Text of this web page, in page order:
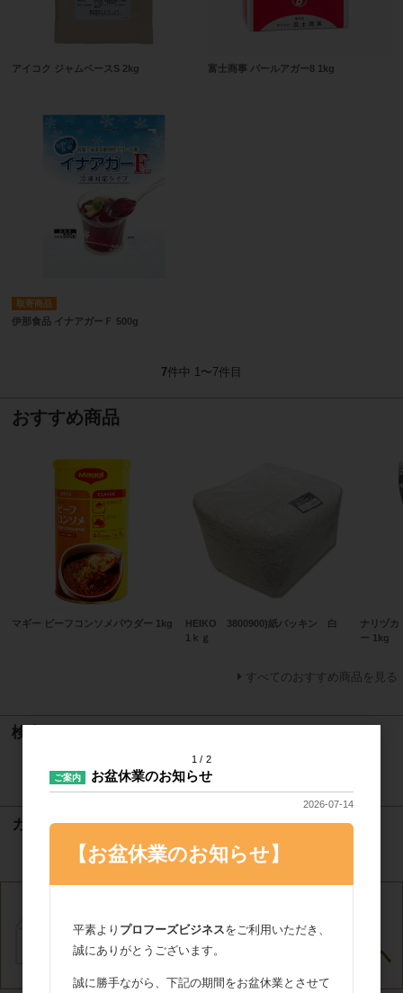
アイコク ジャムベースS 2kg 富士商事 パールアガー8 1kg
取寄商品
伊那食品 イナアガーＦ 500g
7件中 1〜7件目
おすすめ商品
マギー ビーフコンソメパウダー 1kg
HEIKO 3800900)紙パッキン 白
1ｋｇ
ナリヅカ
ー 1kg
すべてのおすすめ商品を見る
検索
カート
カートは空です
1 2
ご案内 お盆休業のお知らせ
2026-07-14
【お盆休業のお知らせ】
平素より プロフーズビジネスをご利用いただき、
誠にありがとうございます。
誠に勝手ながら、下記の期間をお盆休業とさせて